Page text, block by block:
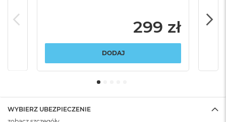
299 zł
DODAJ
WYBIERZ UBEZPIECZENIE